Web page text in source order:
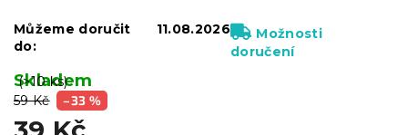
59 Kč –33 %
Skladem
(>10 ks)
Můžeme doručit
do:
11.08.2026
Možnosti
doručení